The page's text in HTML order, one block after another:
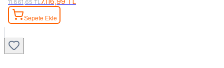
11.861,65 TL
Sepete Ekle